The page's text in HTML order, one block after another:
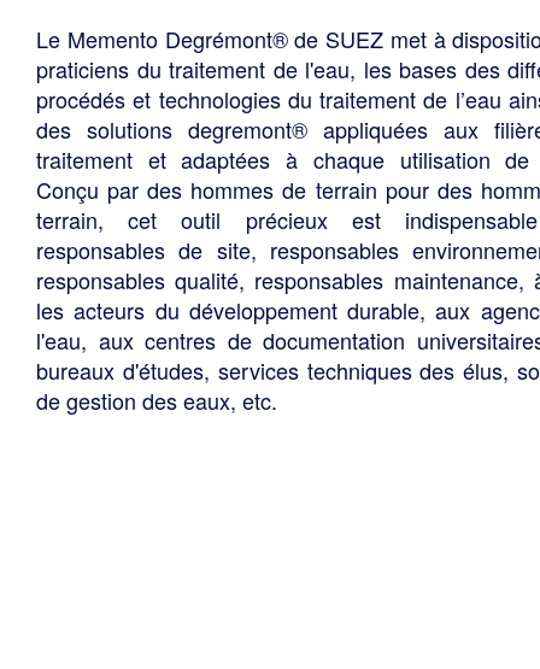
Le Memento Degrémont® de SUEZ met à
praticiens du traitement de l'eau, les bases des
procédés et technologies du traitement de l’eau
des solutions degremont® appliquées aux
traitement et adaptées à chaque utilisation de
Conçu par des hommes de terrain pour des
terrain, cet outil précieux est
responsables de site, responsables
responsables qualité, responsables maintenance,
les acteurs du développement durable, aux
l'eau, aux centres de documentation
bureaux d'études, services techniques des élus,
de gestion des eaux, etc.